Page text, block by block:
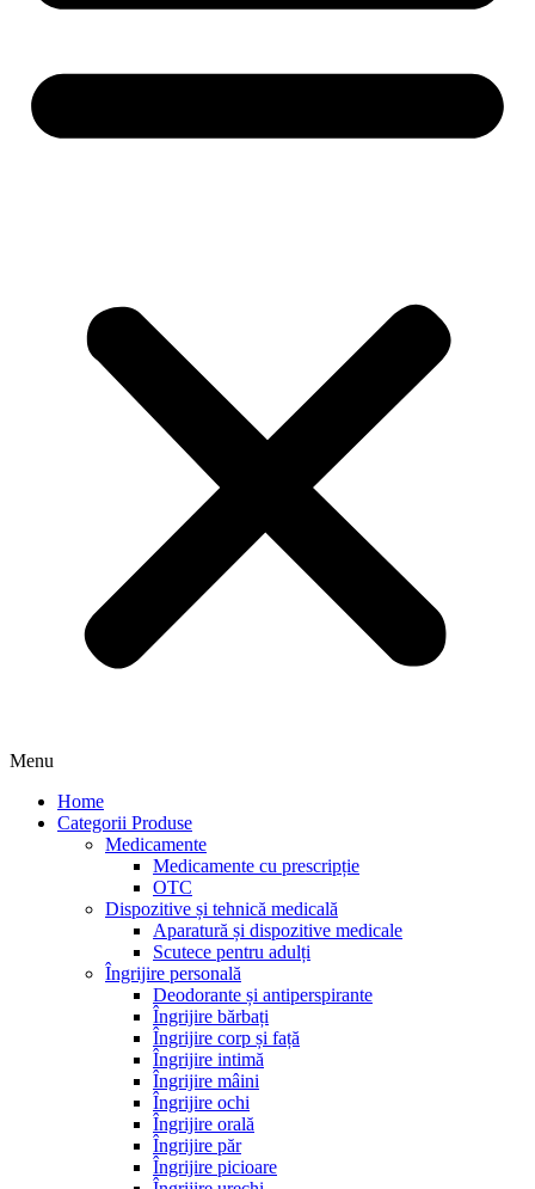
Menu
Home
Categorii Produse
Medicamente
Medicamente cu prescripție
OTC
Dispozitive și tehnică medicală
Aparatură și dispozitive medicale
Scutece pentru adulți
Îngrijire personală
Deodorante și antiperspirante
Îngrijire bărbați
Îngrijire corp și față
Îngrijire intimă
Îngrijire mâini
Îngrijire ochi
Îngrijire orală
Îngrijire păr
Îngrijire picioare